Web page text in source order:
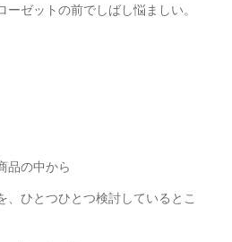
ゼットの前でしばし悩ましい。
品の中から
、ひとつひとつ検討しているとこ